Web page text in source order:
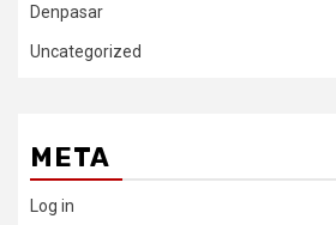
Denpasar
Uncategorized
META
Log in